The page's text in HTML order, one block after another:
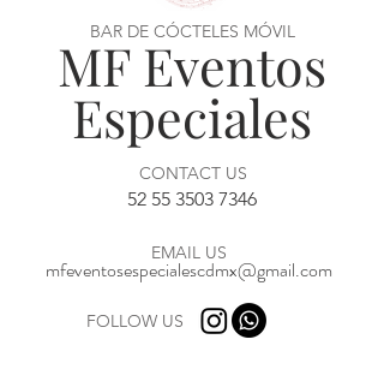
BAR DE CÓCTELES MÓVIL
MF Eventos
Especiales
CONTACT US
52 55 3503 7346
mfeventosespecialescdmx@gmail.com
EMAIL US
FOLLOW US